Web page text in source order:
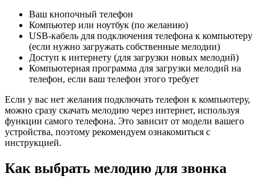
Ваш кнопочный телефон
Компьютер или ноутбук (по желанию)
USB-кабель для подключения телефона к компьютеру
(если нужно загружать собственные мелодии)
Доступ к интернету (для загрузки новых мелодий)
Компьютерная программа для загрузки мелодий на
телефон, если ваш телефон этого требует
Если у вас нет желания подключать телефон к компьютеру,
можно сразу скачать мелодию через интернет, используя
функции самого телефона. Это зависит от модели вашего
устройства, поэтому рекомендуем ознакомиться с
инструкцией.
Как выбрать мелодию для звонка